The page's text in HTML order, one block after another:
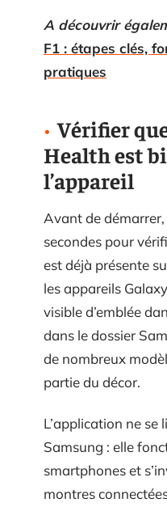
A découvrir
F1 : étapes clés,
pratiques
Vérifier
Health est
l’appareil
Avant de
secondes pour
est déjà présente
les appareils
visible d’emblée
dans le dossier
de nombreux
partie du décor.
L’application ne
Samsung : elle
smartphones et
montres